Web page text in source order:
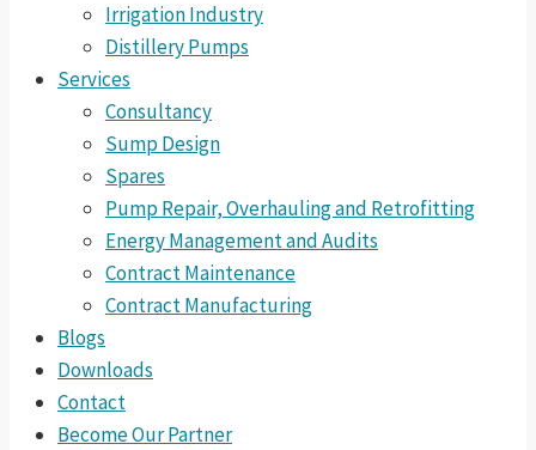
Irrigation Industry
Distillery Pumps
Services
Consultancy
Sump Design
Spares
Pump Repair, Overhauling and Retrofitting
Energy Management and Audits
Contract Maintenance
Contract Manufacturing
Blogs
Downloads
Contact
Become Our Partner